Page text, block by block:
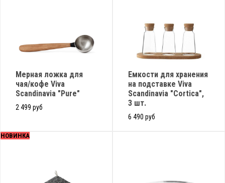
Мерная ложка для
чая/кофе Viva
Scandinavia "Pure"
2 499 руб
Емкости для хранения
на подставке Viva
Scandinavia "Cortica",
3 шт.
6 490 руб
НОВИНКА